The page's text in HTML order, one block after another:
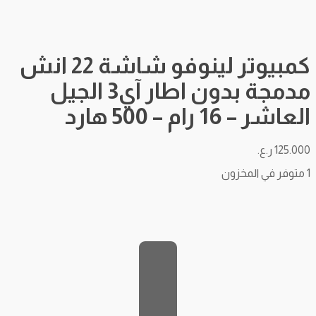
كمبيوتر لينوفو شاشة 22 انش
مدمجة بدون اطار آي3 الجيل
العاشر – 16 رام – 500 هارد
125.000 ر.ع.
1 متوفر في المخزون